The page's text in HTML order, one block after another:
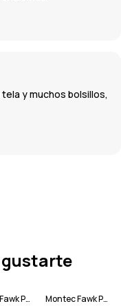
y muchos bolsillos,
Montec Fawk Pantalones Esquí Hombre
Montec Fawk Pantalones Esquí Hombre